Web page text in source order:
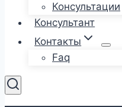
Консультации
Консультант
Контакты
Faq